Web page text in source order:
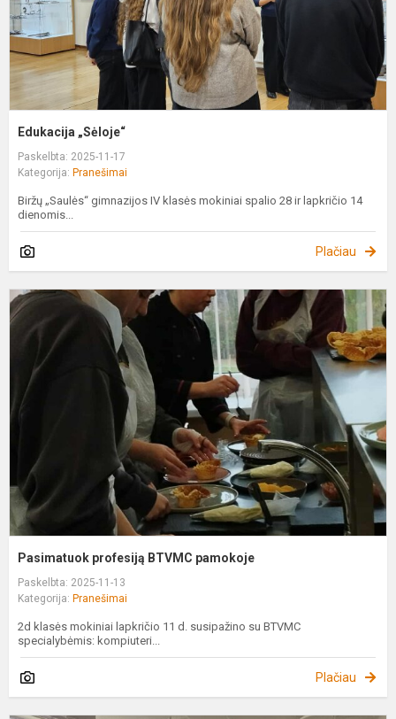
Edukacija „Sėloje“
Paskelbta: 2025-11-17
Kategorija: Pranešimai
Biržų „Saulės“ gimnazijos IV klasės mokiniai spalio 28 ir lapkričio 14
dienomis...
Plačiau
Pasimatuok profesiją BTVMC pamokoje
Paskelbta: 2025-11-13
Kategorija: Pranešimai
2d klasės mokiniai lapkričio 11 d. susipažino su BTVMC
specialybėmis: kompiuteri...
Plačiau